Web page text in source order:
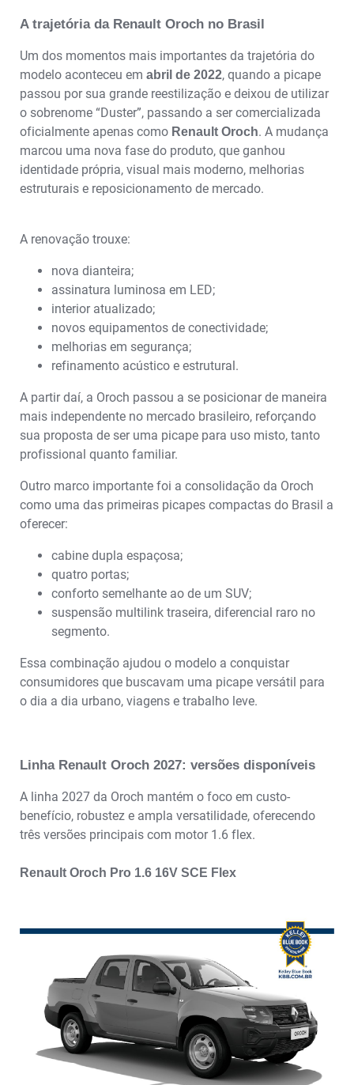
A trajetória da Renault Oroch no Brasil
Um dos momentos mais importantes da trajetória do
modelo aconteceu em abril de 2022, quando a picape
passou por sua grande reestilização e deixou de utilizar
o sobrenome “Duster”, passando a ser comercializada
oficialmente apenas como Renault Oroch. A mudança
marcou uma nova fase do produto, que ganhou
identidade própria, visual mais moderno, melhorias
estruturais e reposicionamento de mercado.
A renovação trouxe:
nova dianteira;
assinatura luminosa em LED;
interior atualizado;
novos equipamentos de conectividade;
melhorias em segurança;
refinamento acústico e estrutural.
A partir daí, a Oroch passou a se posicionar de maneira
mais independente no mercado brasileiro, reforçando
sua proposta de ser uma picape para uso misto, tanto
profissional quanto familiar.
Outro marco importante foi a consolidação da Oroch
como uma das primeiras picapes compactas do Brasil a
oferecer:
cabine dupla espaçosa;
quatro portas;
conforto semelhante ao de um SUV;
suspensão multilink traseira, diferencial raro no
segmento.
Essa combinação ajudou o modelo a conquistar
consumidores que buscavam uma picape versátil para
o dia a dia urbano, viagens e trabalho leve.
Linha Renault Oroch 2027: versões disponíveis
A linha 2027 da Oroch mantém o foco em custo-
benefício, robustez e ampla versatilidade, oferecendo
três versões principais com motor 1.6 flex.
Renault Oroch Pro 1.6 16V SCE Flex